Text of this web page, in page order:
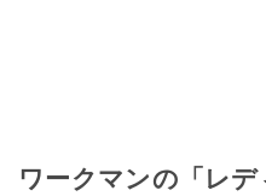
ワークマンの「レ